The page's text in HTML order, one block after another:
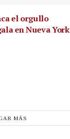
el orgullo
en Nueva York
MÁS